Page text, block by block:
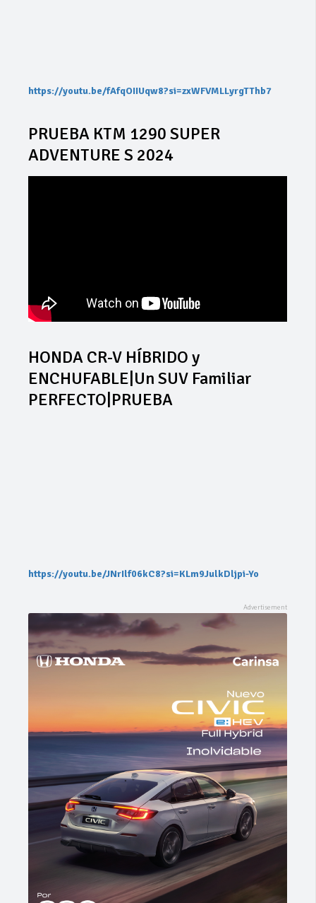
https://youtu.be/fAfqOIIUqw8?si=zxWFVMLLyrgTThb7
PRUEBA KTM 1290 SUPER
ADVENTURE S 2024
HONDA CR-V HÍBRIDO y
ENCHUFABLE|Un SUV Familiar
PERFECTO|PRUEBA
https://youtu.be/JNrIlf06kC8?si=KLm9JulkDljpi-Yo